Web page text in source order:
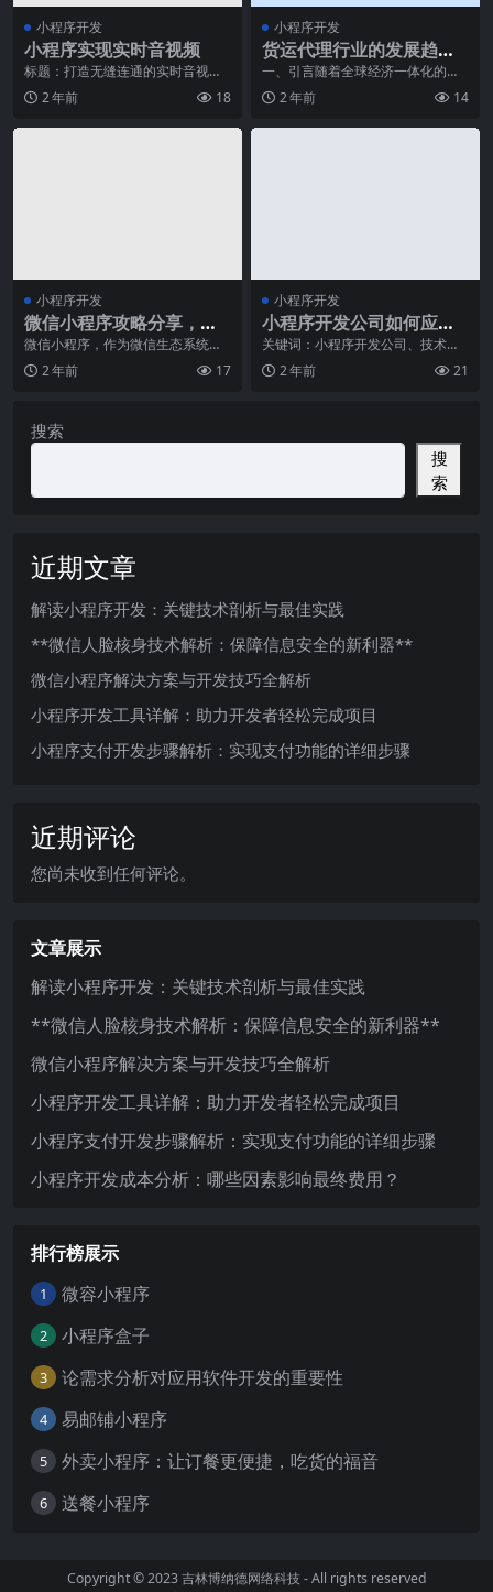
小程序开发
小程序实现实时音视频
标题：打造无缝连通的实时音视频
体验，XX品牌引领行业创新导语：
随着科技的发展和人
2 年前 18
小程序开发
货运代理行业的发展趋势
及未来展望
一、引言随着全球经济一体化的不
断推进，贸易和物流业迅速发展。
货运代理作为物流行业
2 年前 14
小程序开发
微信小程序攻略分享，助
你成为小程序开发大神
微信小程序，作为微信生态系统的
一部分，受到了广大开发者和用户
的热爱。它不仅提供了
2 年前 17
小程序开发
小程序开发公司如何应对
技术风险？
关键词：小程序开发公司、技术风
险、应对在当前数字化时代，小程
序开发公司正逐渐崭露
2 年前 21
搜索
搜
索
近期文章
解读小程序开发：关键技术剖析与最佳实践
**微信人脸核身技术解析：保障信息安全的新利器**
微信小程序解决方案与开发技巧全解析
小程序开发工具详解：助力开发者轻松完成项目
小程序支付开发步骤解析：实现支付功能的详细步骤
近期评论
您尚未收到任何评论。
文章展示
解读小程序开发：关键技术剖析与最佳实践
**微信人脸核身技术解析：保障信息安全的新利器**
微信小程序解决方案与开发技巧全解析
小程序开发工具详解：助力开发者轻松完成项目
小程序支付开发步骤解析：实现支付功能的详细步骤
小程序开发成本分析：哪些因素影响最终费用？
排行榜展示
1 微容小程序
2 小程序盒子
3 论需求分析对应用软件开发的重要性
4 易邮铺小程序
5 外卖小程序：让订餐更便捷，吃货的福音
6 送餐小程序
Copyright © 2023吉林博纳德网络科技- All rights reserved